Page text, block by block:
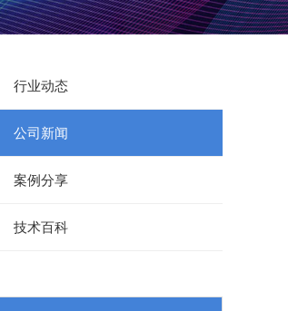
行业动态
公司新闻
案例分享
技术百科